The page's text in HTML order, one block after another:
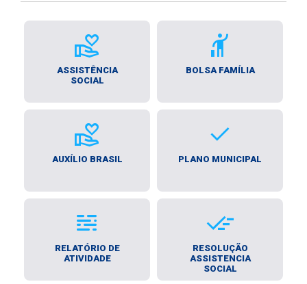
volunteer_activism
ASSISTÊNCIA
SOCIAL
hail
BOLSA FAMÍLIA
volunteer_activism
AUXÍLIO BRASIL
Done
PLANO MUNICIPAL
Mist
RELATÓRIO DE
ATIVIDADE
Sweep
RESOLUÇÃO
ASSISTENCIA
SOCIAL